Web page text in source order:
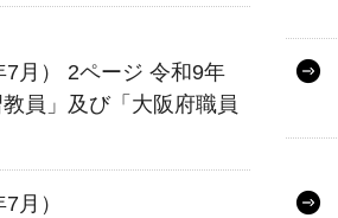
月） 2ページ 令和9年
員」及び「大阪府職員
月）